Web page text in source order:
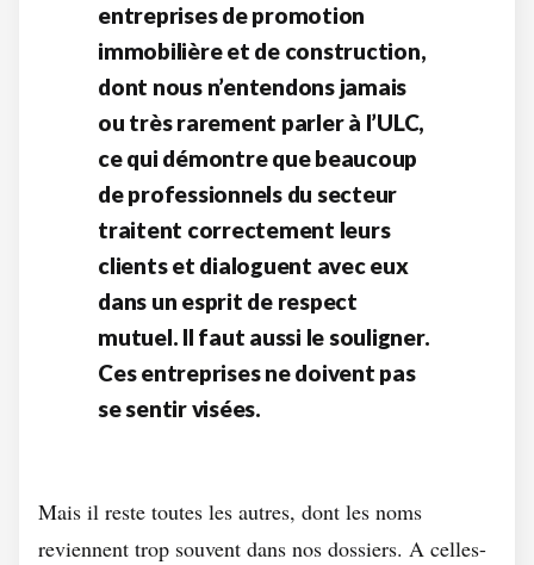
entreprises de promotion
immobilière et de construction,
dont nous n’entendons jamais
ou très rarement parler à l’ULC,
ce qui démontre que beaucoup
de professionnels du secteur
traitent correctement leurs
clients et dialoguent avec eux
dans un esprit de respect
mutuel. Il faut aussi le souligner.
Ces entreprises ne doivent pas
se sentir visées.
Mais il reste toutes les autres, dont les noms
reviennent trop souvent dans nos dossiers. A celles-